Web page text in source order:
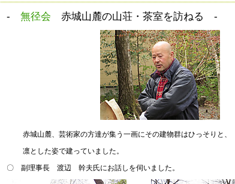
- 無径会 赤城山麓の山荘・茶室を訪ねる -
赤城山麓、芸術家の方達が集う一画にその建物群はひっそりと、
凛とした姿で建っていました。
〇 副理事長 渡辺 幹夫氏にお話しを伺いました。